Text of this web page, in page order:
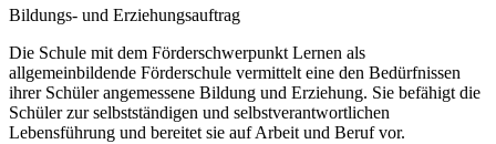
Bildungs- und Erziehungsauftrag
Die Schule mit dem Förderschwerpunkt Lernen als
allgemeinbildende Förderschule vermittelt eine den Bedürfnissen
ihrer Schüler angemessene Bildung und Erziehung. Sie befähigt die
Schüler zur selbstständigen und selbstverantwortlichen
Lebensführung und bereitet sie auf Arbeit und Beruf vor.